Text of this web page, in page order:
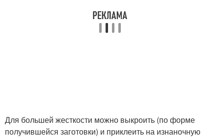
Для большей жесткости можно выкроить (по форме
получившейся заготовки) и приклеить на изнаночную